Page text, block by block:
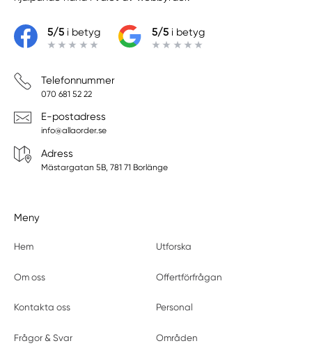
5/5i betyg 5/5i betyg
Telefonnummer
070 681 52 22
E-postadress
info@allaorder.se
Adress
Mästargatan 5B, 781 71 Borlänge
Meny
Hem Utforska
Om oss Offertförfrågan
Kontakta oss Personal
Frågor & Svar Områden